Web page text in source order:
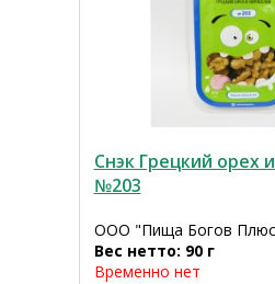
Снэк Грецкий орех
№203
ООО "Пища Богов
Вес нетто: 90 г
Временно нет